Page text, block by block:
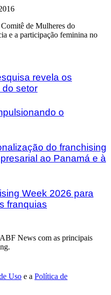
de Mulheres do
e a participação feminina no
revela os
setor
o
do franchising
ao Panamá e à
Week 2026 para
franquias
News com as principais
Uso e a Política de